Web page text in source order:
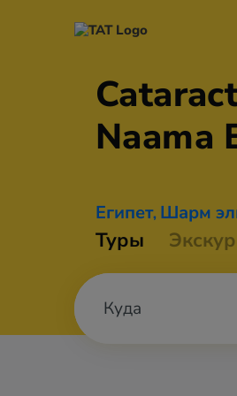
Naama
Египет, Шарм
Туры